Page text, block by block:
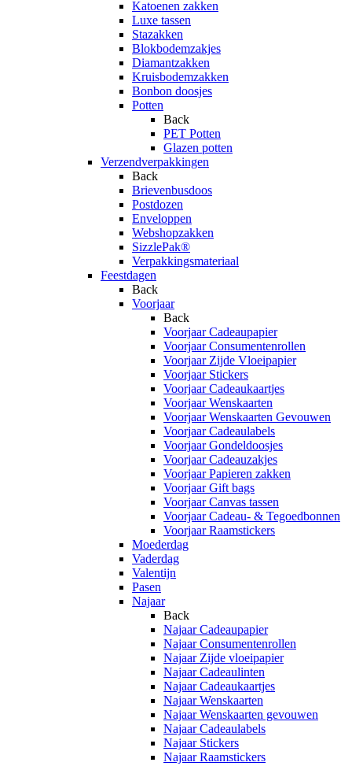
Katoenen zakken
Luxe tassen
Stazakken
Blokbodemzakjes
Diamantzakken
Kruisbodemzakken
Bonbon doosjes
Potten
Back
PET Potten
Glazen potten
Verzendverpakkingen
Back
Brievenbusdoos
Postdozen
Enveloppen
Webshopzakken
SizzlePak®
Verpakkingsmateriaal
Feestdagen
Back
Voorjaar
Back
Voorjaar Cadeaupapier
Voorjaar Consumentenrollen
Voorjaar Zijde Vloeipapier
Voorjaar Stickers
Voorjaar Cadeaukaartjes
Voorjaar Wenskaarten
Voorjaar Wenskaarten Gevouwen
Voorjaar Cadeaulabels
Voorjaar Gondeldoosjes
Voorjaar Cadeauzakjes
Voorjaar Papieren zakken
Voorjaar Gift bags
Voorjaar Canvas tassen
Voorjaar Cadeau- & Tegoedbonnen
Voorjaar Raamstickers
Moederdag
Vaderdag
Valentijn
Pasen
Najaar
Back
Najaar Cadeaupapier
Najaar Consumentenrollen
Najaar Zijde vloeipapier
Najaar Cadeaulinten
Najaar Cadeaukaartjes
Najaar Wenskaarten
Najaar Wenskaarten gevouwen
Najaar Cadeaulabels
Najaar Stickers
Najaar Raamstickers